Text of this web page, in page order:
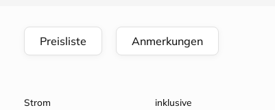
Preisliste Anmerkungen
Strom
inklusive